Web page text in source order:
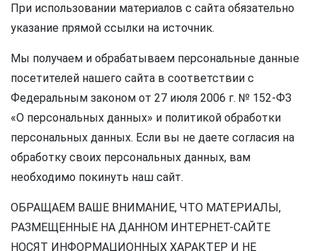
При использовании материалов с сайта обязательно
указание прямой ссылки на источник.
Мы получаем и обрабатываем персональные данные
посетителей нашего сайта в соответствии с
Федеральным законом от 27 июля 2006 г. № 152-ФЗ
«О персональных данных» и политикой обработки
персональных данных. Если вы не даете согласия на
обработку своих персональных данных, вам
необходимо покинуть наш сайт.
ОБРАЩАЕМ ВАШЕ ВНИМАНИЕ, ЧТО МАТЕРИАЛЫ,
РАЗМЕЩЕННЫЕ НА ДАННОМ ИНТЕРНЕТ-САЙТЕ
НОСЯТ ИНФОРМАЦИОННЫХ ХАРАКТЕР И НЕ